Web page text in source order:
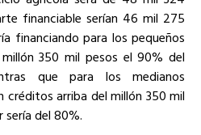
financiable serían 46 mil 275
financiando para los pequeños
350 mil pesos el 90% del
que para los medianos
créditos arriba del millón 350 mil
del 80%.